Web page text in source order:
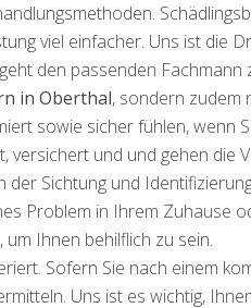
viel einfacher. Uns ist die
den passenden Fachmann
in Oberthal, sondern zudem
sowie sicher fühlen, wenn
und und gehen die
der Sichtung und
Problem in Ihrem Zuhause
Ihnen behilflich zu sein.
Sofern Sie nach einem
Uns ist es wichtig,